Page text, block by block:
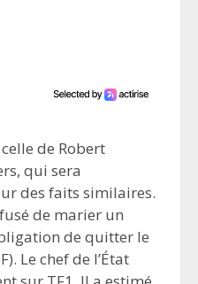
de Robert
qui sera
des faits similaires.
de marier un
de quitter le
Le chef de l’État